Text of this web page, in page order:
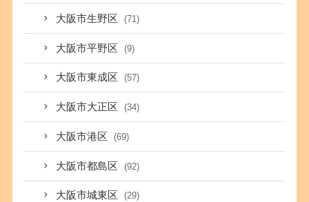
大阪市生野区 (71)
大阪市平野区 (9)
大阪市東成区 (57)
大阪市大正区 (34)
大阪市港区 (69)
大阪市都島区 (92)
大阪市城東区 (29)